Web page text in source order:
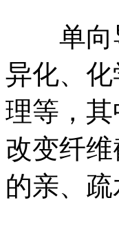
单向导
异化、
理等，
改变纤
的亲、疏